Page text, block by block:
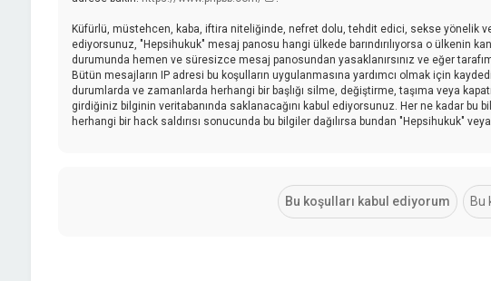
Küfürlü, müstehcen, kaba, iftira niteliğinde, nefret dolu, tehdit edici, sekse yönelik
ediyorsunuz, "Hepsihukuk" mesaj panosu hangi ülkede barındırılıyorsa o ülkenin
durumunda hemen ve süresizce mesaj panosundan yasaklanırsınız ve eğer
Bütün mesajların IP adresi bu koşulların uygulanmasına yardımcı olmak için
durumlarda ve zamanlarda herhangi bir başlığı silme, değiştirme, taşıma veya
girdiğiniz bilginin veritabanında saklanacağını kabul ediyorsunuz. Her ne kadar bu
herhangi bir hack saldırısı sonucunda bu bilgiler dağılırsa bundan "Hepsihukuk"